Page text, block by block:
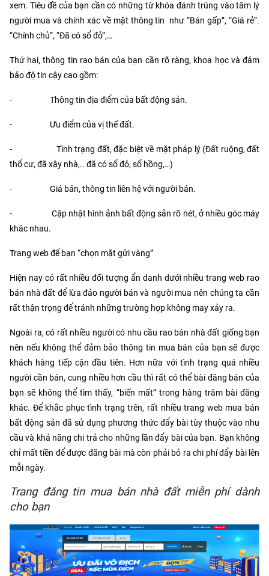
xem. Tiêu đề của bạn cần có những từ khóa đánh trúng vào tâm lý
người mua và chính xác về mặt thông tin như “Bán gấp”, “Giá rẻ”.
“Chính chủ”, “Đã có sổ đỏ”,…
Thứ hai, thông tin rao bán của bạn cần rõ ràng, khoa học và đảm
bảo độ tin cậy cao gồm:
- Thông tin địa điểm của bất động sản.
- Ưu điểm của vị thế đất.
-
Tình trạng đất, đặc biệt về mặt pháp lý (Đất ruộng, đất
thổ cư, đã xây nhà,.. đã có sổ đỏ, sổ hồng,…)
- Giá bán, thông tin liên hệ với người bán.
-
Cập nhật hình ảnh bất động sản rõ nét, ở nhiều góc máy
khác nhau.
Trang web để bạn “chọn mặt gửi vàng”
Hiện nay có rất nhiều đối tượng ẩn danh dưới nhiều trang web rao
bán nhà đất để lừa đảo người bán và người mua nên chúng ta cần
rất thận trọng để tránh những trường hợp không may xảy ra.
Ngoài ra, có rất nhiều người có nhu cầu rao bán nhà đất giống bạn
nên nếu không thể đảm bảo thông tin mua bán của bạn sẽ được
khách hàng tiếp cận đầu tiên. Hơn nữa với tình trạng quá nhiều
người cần bán, cung nhiều hơn cầu thì rất có thể bài đăng bán của
bạn sẽ không thể tìm thấy, “biến mất” trong hàng trăm bài đăng
khác. Để khắc phục tình trạng trên, rất nhiều trang web mua bán
bất động sản đã sử dụng phương thức đẩy bài tùy thuộc vào nhu
cầu và khả năng chi trả cho những lần đẩy bài của bạn. Bạn không
chỉ mất tiền để được đăng bài mà còn phải bỏ ra chi phí đẩy bài lên
mỗi ngày.
Trang đăng tin mua bán nhà đất miễn phí dành
cho bạn